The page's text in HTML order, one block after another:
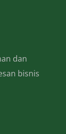
dan
bisnis